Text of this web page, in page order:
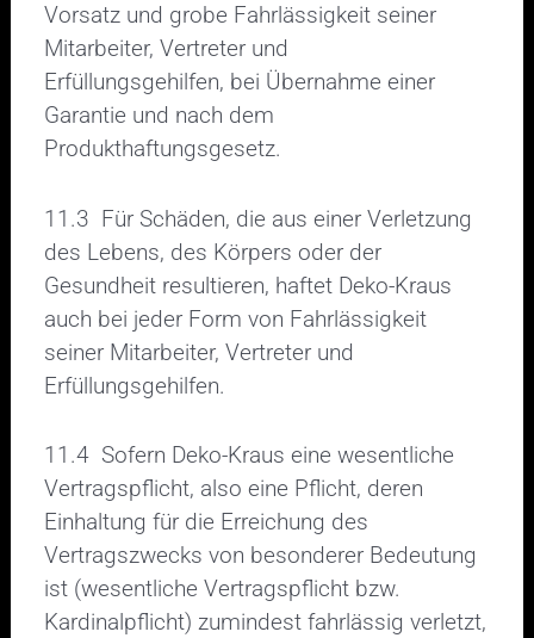
Vorsatz und grobe Fahrlässigkeit seiner
Mitarbeiter, Vertreter und
Erfüllungsgehilfen, bei Übernahme einer
Garantie und nach dem
Produkthaftungsgesetz.
11.3 Für Schäden, die aus einer Verletzung
des Lebens, des Körpers oder der
Gesundheit resultieren, haftet Deko-Kraus
auch bei jeder Form von Fahrlässigkeit
seiner Mitarbeiter, Vertreter und
Erfüllungsgehilfen.
11.4 Sofern Deko-Kraus eine wesentliche
Vertragspflicht, also eine Pflicht, deren
Einhaltung für die Erreichung des
Vertragszwecks von besonderer Bedeutung
ist (wesentliche Vertragspflicht bzw.
Kardinalpflicht) zumindest fahrlässig verletzt,